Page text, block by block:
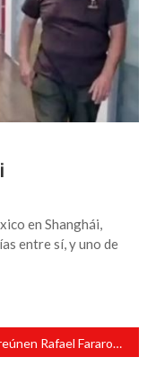
en Shanghái,
entre sí, y uno de
Se reúnen Rafael Fararoni Magaña y el Senador Ricardo Monreal